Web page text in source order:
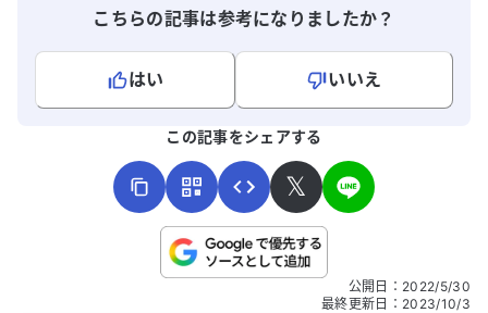
ります。どうかよろしくお願いいたしま
す。
こちらの記事は参考になりましたか？
はい
いいえ
こちらは送信専用のフォームです。氏名やご自身の病気の詳細な
この記事をシェアする
𝕏
公開日 ： 2022/5/30
最終更新日 ： 2023/10/3